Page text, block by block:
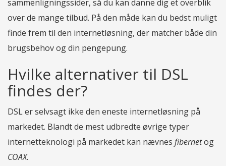
sammenligningssider, så du kan danne dig et overblik
over de mange tilbud. På den måde kan du bedst muligt
finde frem til den internetløsning, der matcher både din
brugsbehov og din pengepung.
Hvilke alternativer til DSL
findes der?
DSL er selvsagt ikke den eneste internetløsning på
markedet. Blandt de mest udbredte øvrige typer
internetteknologi på markedet kan nævnes fibernetog
COAX.